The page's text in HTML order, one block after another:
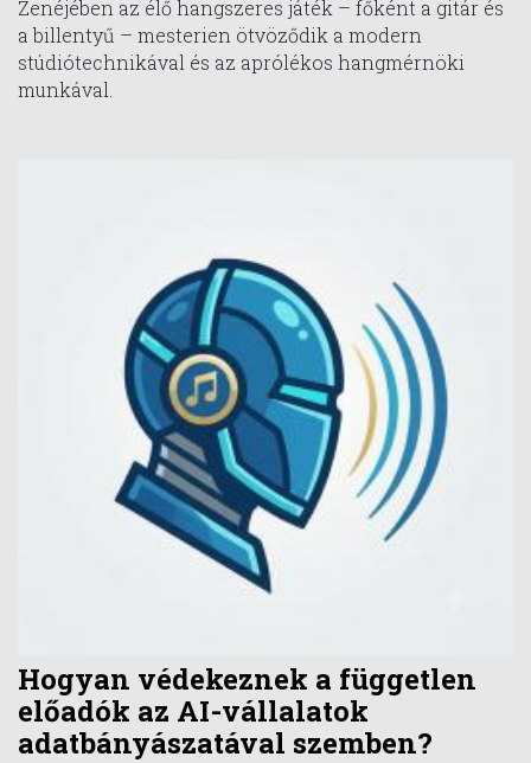
Zenéjében az élő hangszeres játék – főként a gitár és
a billentyű – mesterien ötvöződik a modern
stúdiótechnikával és az aprólékos hangmérnöki
munkával.
Hogyan védekeznek a független
előadók az AI-vállalatok
adatbányászatával szemben?